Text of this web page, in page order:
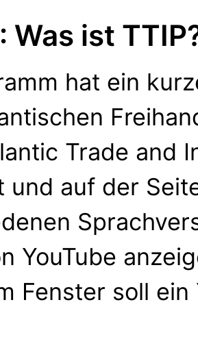
Was ist
hat ein
Trade and
und auf der
YouTube
Fenster soll